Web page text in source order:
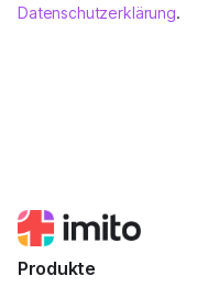
Datenschutzerklärung.
Produkte